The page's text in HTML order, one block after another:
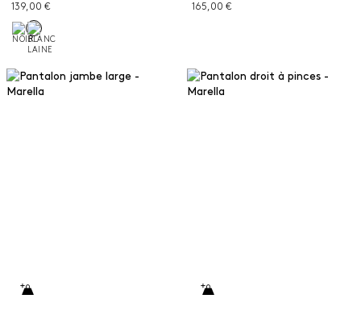
139,00 € 165,00 €